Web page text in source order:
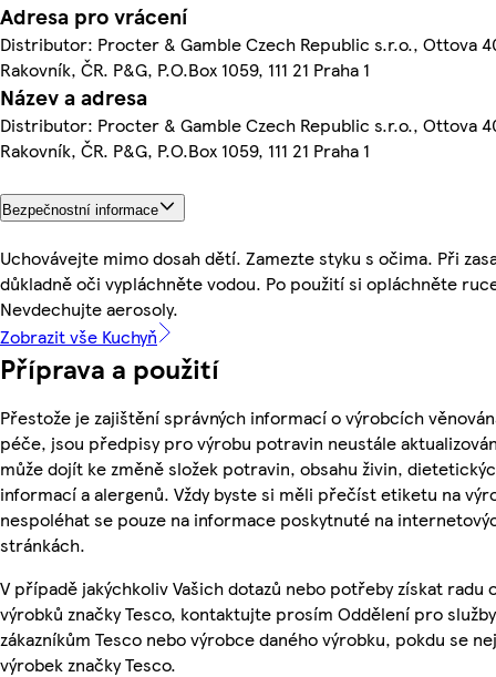
Adresa pro vrácení
Distributor: Procter & Gamble Czech Republic s.r.o., Ottova
Rakovník, ČR. P&G, P.O.Box 1059, 111 21 Praha 1
Název a adresa
Distributor: Procter & Gamble Czech Republic s.r.o., Ottova
Rakovník, ČR. P&G, P.O.Box 1059, 111 21 Praha 1
Bezpečnostní informace
Uchovávejte mimo dosah dětí. Zamezte styku s očima. Při
důkladně oči vypláchněte vodou. Po použití si opláchněte
Nevdechujte aerosoly.
Zobrazit vše Kuchyň
Příprava a použití
Přestože je zajištění správných informací o výrobcích
péče, jsou předpisy pro výrobu potravin neustále
může dojít ke změně složek potravin, obsahu živin,
informací a alergenů. Vždy byste si měli přečíst etiketu na
nespoléhat se pouze na informace poskytnuté na
stránkách.
V případě jakýchkoliv Vašich dotazů nebo potřeby získat radu
výrobků značky Tesco, kontaktujte prosím Oddělení pro služby
zákazníkům Tesco nebo výrobce daného výrobku, pokdu se
výrobek značky Tesco.